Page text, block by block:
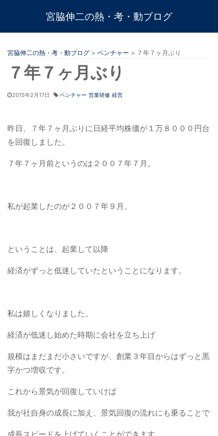
宮脇伸二の熱・考・動ブログ
宮脇伸二の熱・考・動ブログ > ベンチャー > ７年７ヶ月ぶり
７年７ヶ月ぶり
2015年2月17日 :ベンチャー 営業研修 経営
昨日、７年７ヶ月ぶりに日経平均株価が１万８０００円台
を回復しました。
７年７ヶ月前というのは２００７年７月。
私が起業したのが２００７年９月。
ということは、起業して以降
経済がずっと低迷していたということになります。
私は嬉しくなりました。
経済が低迷し始めた時期に会社を立ち上げ
規模はまだまだ小さいですが、創業３年目からはずっと黒
字かつ増収です。
これから景気が回復していけば
我が社自身の成長に加え、景気回復の流れにも乗ることで